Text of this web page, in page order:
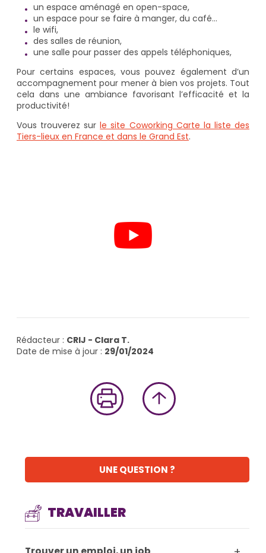
un espace aménagé en open-space,
un espace pour se faire à manger, du café…
le wifi,
des salles de réunion,
une salle pour passer des appels téléphoniques,
Pour certains espaces, vous pouvez également d’un
accompagnement pour mener à bien vos projets. Tout
cela dans une ambiance favorisant l’efficacité et la
productivité!
Vous trouverez surle site Coworking Carte la liste des
Tiers-lieux en France et dans le Grand Est.
Rédacteur : CRIJ - Clara T.
Date de mise à jour : 29/01/2024
UNE QUESTION ?
TRAVAILLER